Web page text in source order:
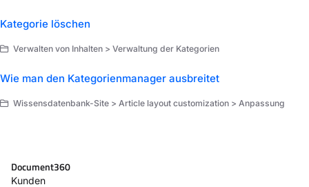
Kategorie löschen
Verwalten von Inhalten > Verwaltung der Kategorien
Wie man den Kategorienmanager ausbreitet
Wissensdatenbank-Site > Article layout customization > Anpassung
Document360
Kunden